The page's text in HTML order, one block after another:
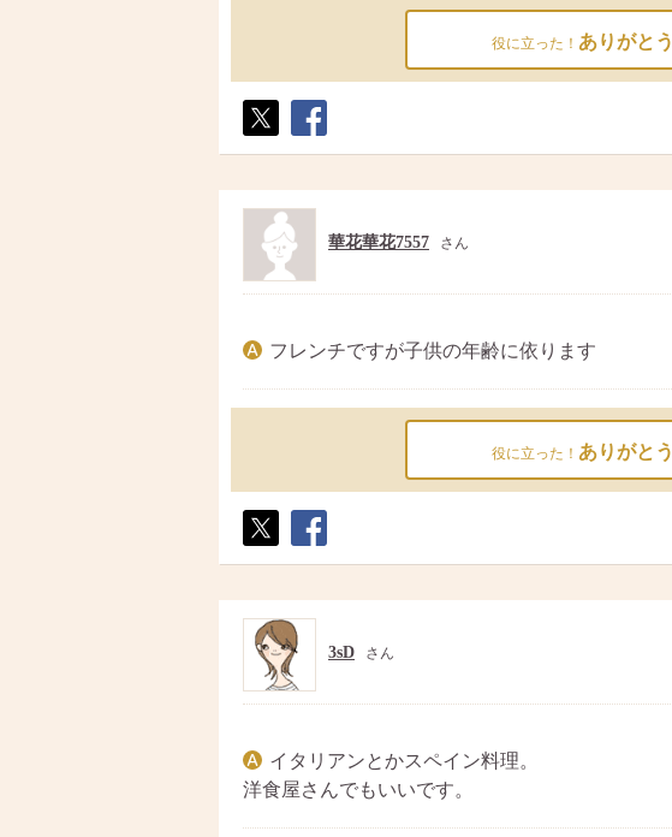
役に立った！ ありがとう
ト
ア
華花華花7557 さん
フレンチですが子供の年齢に依ります
役に立った！ ありがとう
ト
ア
3sD さん
イタリアンとかスペイン料理。
洋食屋さんでもいいです。